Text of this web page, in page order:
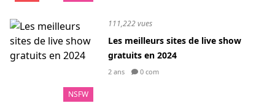
NSFW
111,222 vues
Les meilleurs sites de live show
gratuits en 2024
2 ans 0 com